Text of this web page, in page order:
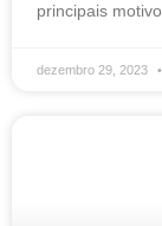
principais
dezembro 29, 2023